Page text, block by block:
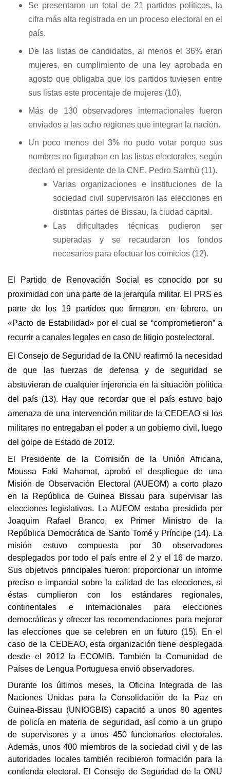
Se presentaron un total de 21 partidos políticos, la
cifra más alta registrada en un proceso electoral en el
país.
De las listas de candidatos, al menos el 36% eran
mujeres, en cumplimiento de una ley aprobada en
agosto que obligaba que los partidos tuviesen entre
sus listas este procentaje de mujeres (10).
Más de 130 observadores internacionales fueron
enviados a las ocho regiones que integran la nación.
Un poco menos del 3% no pudo votar porque sus
nombres no figuraban en las listas electorales, según
declaró el presidente de la CNE, Pedro Sambù (11).
Varias organizaciones e instituciones de la
sociedad civil supervisaron las elecciones en
distintas partes de Bissau, la ciudad capital.
Las dificultades técnicas pudieron ser
superadas y se recaudaron los fondos
necesarios para efectuar los comicios (12).
El Partido de Renovación Social es conocido por su
proximidad con una parte de la jerarquía militar. El PRS es
parte de los 19 partidos que firmaron, en febrero, un
«Pacto de Estabilidad» por el cual se “comprometieron” a
recurrir a canales legales en caso de litigio postelectoral.
El Consejo de Seguridad de la ONU reafirmó la necesidad
de que las fuerzas de defensa y de seguridad se
abstuvieran de cualquier injerencia en la situación política
del país (13). Hay que recordar que el país estuvo bajo
amenaza de una intervención militar de la CEDEAO si los
militares no entregaban el poder a un gobierno civil, luego
del golpe de Estado de 2012.
El Presidente de la Comisión de la Unión Africana,
Moussa Faki Mahamat, aprobó el despliegue de una
Misión de Observación Electoral (AUEOM) a corto plazo
en la República de Guinea Bissau para supervisar las
elecciones legislativas. La AUEOM estaba presidida por
Joaquim Rafael Branco, ex Primer Ministro de la
República Democrática de Santo Tomé y Príncipe (14). La
misión estuvo compuesta por 30 observadores
desplegados por todo el país entre el 2 y el 16 de marzo.
Sus objetivos principales fueron: proporcionar un informe
preciso e imparcial sobre la calidad de las elecciones, si
éstas cumplieron con los estándares regionales,
continentales e internacionales para elecciones
democráticas y ofrecer las recomendaciones para mejorar
las elecciones que se celebren en un futuro (15). En el
caso de la CEDEAO, esta organización tiene desplegada
desde el 2012 la ECOMIB. También la Comunidad de
Países de Lengua Portuguesa envió observadores.
Durante los últimos meses, laOficina Integrada de las
Naciones Unidas para la Consolidación de la Paz en
Guinea-Bissau (UNIOGBIS) capacitó a unos 80 agentes
de policía en materia de seguridad, así como a un grupo
de supervisores y a unos 450 funcionarios electorales.
Además, unos 400 miembros de la sociedad civil y de las
autoridades locales también recibieron formación para la
contienda electoral. El Consejo de Seguridad de la ONU